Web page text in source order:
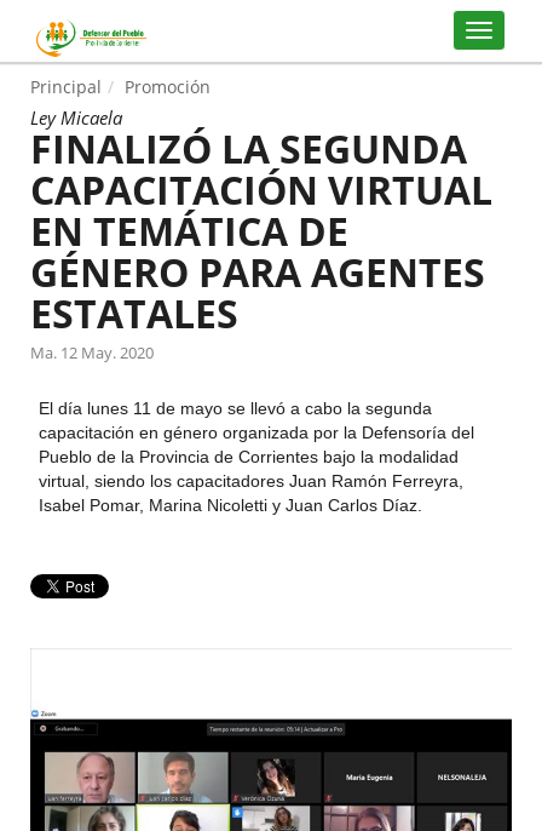
Principal Promoción
Ley Micaela
FINALIZÓ LA SEGUNDA
CAPACITACIÓN VIRTUAL
EN TEMÁTICA DE
GÉNERO PARA AGENTES
ESTATALES
Ma. 12 May. 2020
El día lunes 11 de mayo se llevó a cabo la segunda
capacitación en género organizada por la Defensoría del
Pueblo de la Provincia de Corrientes bajo la modalidad
virtual, siendo los capacitadores Juan Ramón Ferreyra,
Isabel Pomar, Marina Nicoletti y Juan Carlos Díaz.